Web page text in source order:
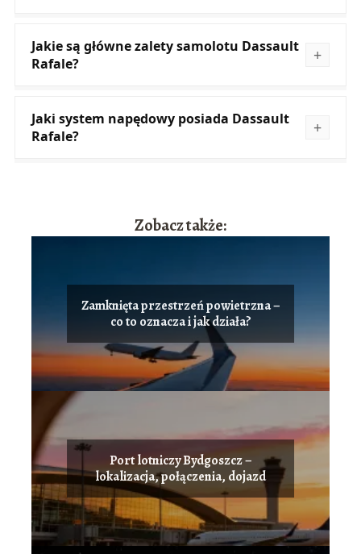
Jakie są główne zalety samolotu Dassault
Rafale?
Jaki system napędowy posiada Dassault
Rafale?
Zobacz także:
Zamknięta przestrzeń powietrzna –
co to oznacza i jak działa?
Port lotniczy Bydgoszcz –
lokalizacja, połączenia, dojazd